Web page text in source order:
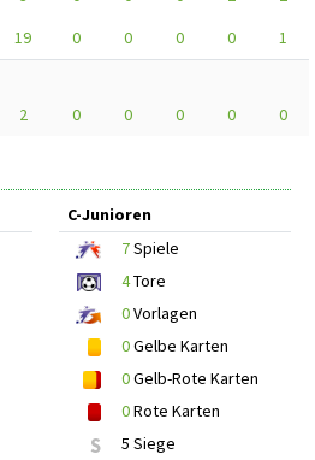
19 0 0 0 0
1
2 0 0 0 0 0
C-Junioren
7Spiele
4Tore
0Vorlagen
0Gelbe Karten
0Gelb-Rote Karten
0Rote Karten
S 5 Siege